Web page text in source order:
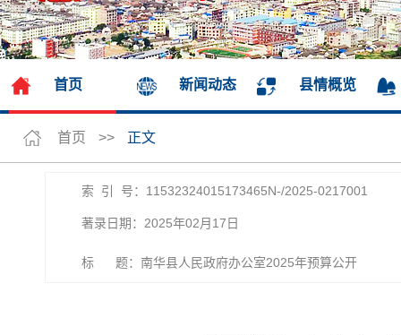
首页 新闻动态 县情概览
首页 >> 正文
索 引 号：11532324015173465N-/2025-0217001
著录日期：2025年02月17日
标 题：南华县人民政府办公室2025年预算公开